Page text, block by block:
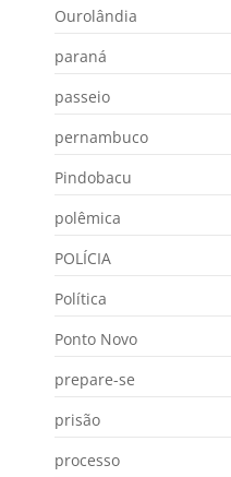
Ourolândia
paraná
passeio
pernambuco
Pindobacu
polêmica
POLÍCIA
Política
Ponto Novo
prepare-se
prisão
processo